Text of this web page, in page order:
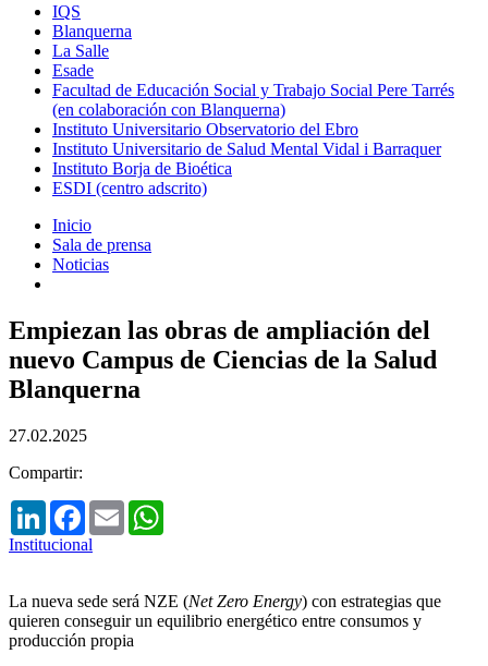
IQS
Blanquerna
La Salle
Esade
Facultad de Educación Social y Trabajo Social Pere Tarrés
(en colaboración con Blanquerna)
Instituto Universitario Observatorio del Ebro
Instituto Universitario de Salud Mental Vidal i Barraquer
Instituto Borja de Bioética
ESDI (centro adscrito)
Inicio
Sala de prensa
Noticias
Empiezan las obras de ampliación del
nuevo Campus de Ciencias de la Salud
Blanquerna
27.02.2025
Compartir:
LinkedInFacebook
Email
Institucional
La nueva sede será NZE (Net Zero Energy) con estrategias que
quieren conseguir un equilibrio energético entre consumos y
producción propia